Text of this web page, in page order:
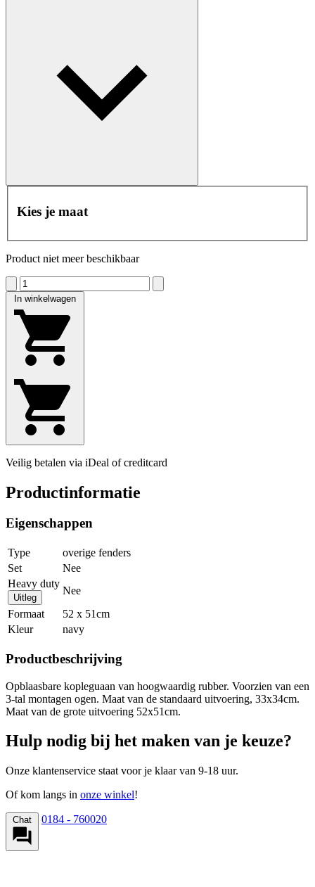
Kies je maat
Product niet meer beschikbaar
In winkelwagen
Veilig betalen via iDeal of creditcard
Productinformatie
Eigenschappen
Type
overige fenders
Set
Nee
Heavy duty
Uitleg
Nee
Formaat
52 x 51cm
Kleur
navy
Productbeschrijving
Opblaasbare kopleguaan van hoogwaardig rubber. Voorzien van een
3-tal montagen ogen. Maat van de standaard uitvoering, 33x34cm.
Maat van de grote uitvoering 52x51cm.
Hulp nodig bij het maken van je keuze?
Onze klantenservice staat voor je klaar van 9-18 uur.
Of kom langs in onze winkel!
Chat 0184 - 760020